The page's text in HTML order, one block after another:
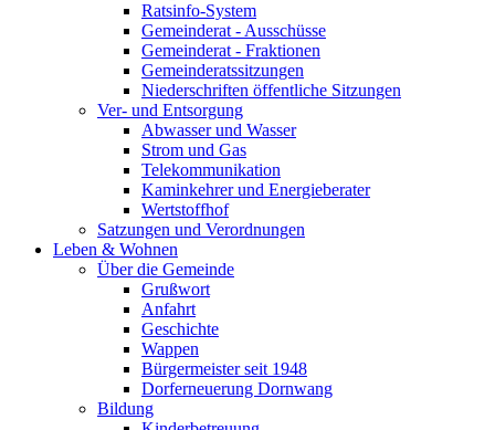
Ratsinfo-System
Gemeinderat - Ausschüsse
Gemeinderat - Fraktionen
Gemeinderatssitzungen
Niederschriften öffentliche Sitzungen
Ver- und Entsorgung
Abwasser und Wasser
Strom und Gas
Telekommunikation
Kaminkehrer und Energieberater
Wertstoffhof
Satzungen und Verordnungen
Leben & Wohnen
Über die Gemeinde
Grußwort
Anfahrt
Geschichte
Wappen
Bürgermeister seit 1948
Dorferneuerung Dornwang
Bildung